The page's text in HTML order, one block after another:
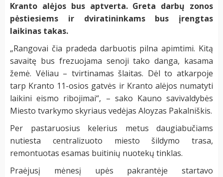
Kranto alėjos bus aptverta. Greta darbų zonos
pėstiesiems ir dviratininkams bus įrengtas
laikinas takas.
„Rangovai čia pradeda darbuotis pilna apimtimi. Kitą
savaitę bus frezuojama senoji tako danga, kasama
žemė. Vėliau – tvirtinamas šlaitas. Dėl to atkarpoje
tarp Kranto 11-osios gatvės ir Kranto alėjos numatyti
laikini eismo ribojimai“, – sako Kauno savivaldybės
Miesto tvarkymo skyriaus vedėjas Aloyzas Pakalniškis.
Per pastaruosius kelerius metus daugiabučiams
nutiesta centralizuoto miesto šildymo trasa,
remontuotas esamas buitinių nuotekų tinklas.
Praėjusį mėnesį upės pakrantėje startavo